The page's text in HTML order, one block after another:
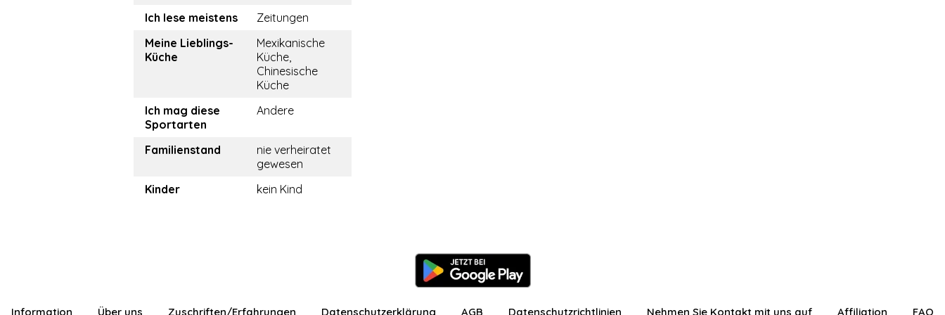
Ich lese meistens
Zeitungen
Meine Lieblings-
Küche
Mexikanische
Küche,
Chinesische
Küche
Ich mag diese
Sportarten
Andere
Familienstand
nie verheiratet
gewesen
Kinder
kein Kind
Information Über uns Zuschriften/Erfahrungen Datenschutzerklärung AGB Datenschutzrichtlinien Nehmen Sie Kontakt mit uns auf Affiliation FAQ